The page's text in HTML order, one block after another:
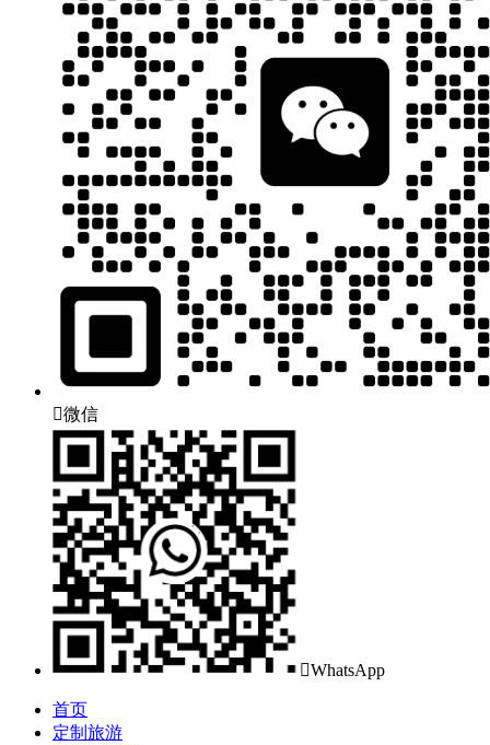
微信
WhatsApp
首页
定制旅游